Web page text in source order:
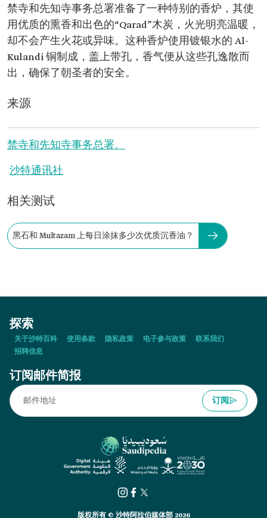
禁寺和先知寺事务总署准备了一种特别的香炉，其使
用优质的熏香和出色的“Qarad”木炭，火光明亮温暖，
却不会产生火花或异味。这种香炉使用镀银水的 Al-
Kulandi 铜制成，盖上带孔，香气便从这些孔逸散而
出，确保了朝圣者的安全。
来源
禁寺和先知寺事务总署。
沙特通讯社
相关测试
黑石和 Multazam 上每日涂抹多少次优质沉香油？
探索
关于沙特百科 使用条款 隐私政策 电子参与政策
联系我们
招聘信息
订阅邮件简报
订阅
版权所有 © 沙特阿拉伯媒体部 2026